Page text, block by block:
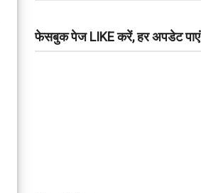
फेसबुक पेज LIKE करें, हर अपडेट पाएं